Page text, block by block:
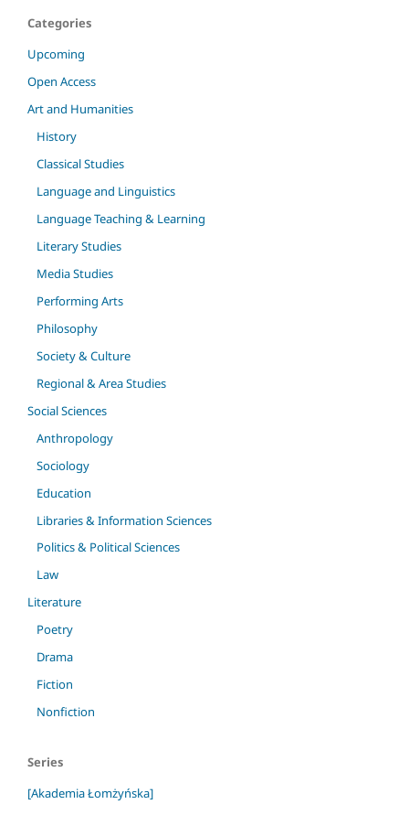
Categories
Upcoming
Open Access
Art and Humanities
History
Classical Studies
Language and Linguistics
Language Teaching & Learning
Literary Studies
Media Studies
Performing Arts
Philosophy
Society & Culture
Regional & Area Studies
Social Sciences
Anthropology
Sociology
Education
Libraries & Information Sciences
Politics & Political Sciences
Law
Literature
Poetry
Drama
Fiction
Nonfiction
Series
[Akademia Łomżyńska]